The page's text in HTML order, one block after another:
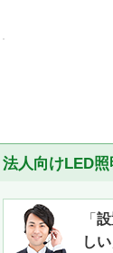
法人向けLED照
「
しい